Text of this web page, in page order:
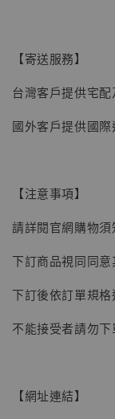
【現貨
NT$ 4,980
NT$ 5,300
【寄送服務】
台灣客戶提供宅
國外客戶提供國際
【注意事項】
請詳閱官網購物
下訂商品視同同
下訂後依訂單規
不能接受者請勿下
【網址連結】